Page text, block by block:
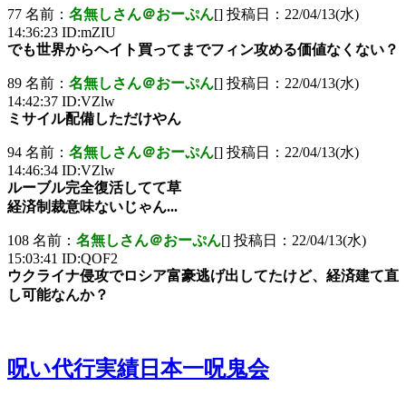
77 名前： 名無しさん＠おーぷん[] 投稿日：22/04/13(水)
14:36:23 ID:mZIU
でも世界からヘイト買ってまでフィン攻める価値なくない？
89 名前： 名無しさん＠おーぷん[] 投稿日：22/04/13(水)
14:42:37 ID:VZlw
ミサイル配備しただけやん
94 名前： 名無しさん＠おーぷん[] 投稿日：22/04/13(水)
14:46:34 ID:VZlw
ルーブル完全復活してて草
経済制裁意味ないじゃん...
108 名前： 名無しさん＠おーぷん[] 投稿日：22/04/13(水)
15:03:41 ID:QOF2
ウクライナ侵攻でロシア富豪逃げ出してたけど、経済建て直
し可能なんか？
呪い代行実績日本一呪鬼会